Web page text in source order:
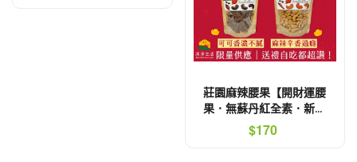
莊園麻辣腰果【開財運腰
果．無蘇丹紅全素．新貨
到】
$170